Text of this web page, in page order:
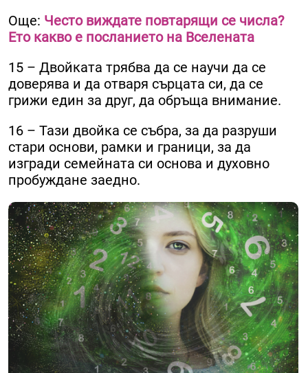
Още: Често виждате повтарящи се числа?
Ето какво е посланието на Вселената
15 – Двойката трябва да се научи да се
доверява и да отваря сърцата си, да се
грижи един за друг, да обръща внимание.
16 – Тази двойка се събра, за да разруши
стари основи, рамки и граници, за да
изгради семейната си основа и духовно
пробуждане заедно.